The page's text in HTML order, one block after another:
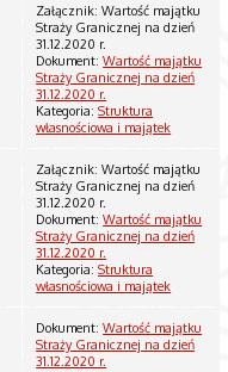
Załącznik: Wartość majątku
Straży Granicznej na dzień
31.12.2020 r.
Dokument:Wartość majątku
Straży Granicznej na dzień
31.12.2020 r.
Kategoria:Struktura
własnościowa i majątek
Załącznik: Wartość majątku
Straży Granicznej na dzień
31.12.2020 r.
Dokument:Wartość majątku
Straży Granicznej na dzień
31.12.2020 r.
Kategoria:Struktura
własnościowa i majątek
Dokument:Wartość majątku
Straży Granicznej na dzień
31.12.2020 r.